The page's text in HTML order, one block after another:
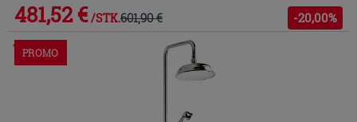
481,52 € /STK.601,90 € -20,00%
Im Geschäft oder über den Kundenservice bestellbar
PROMO